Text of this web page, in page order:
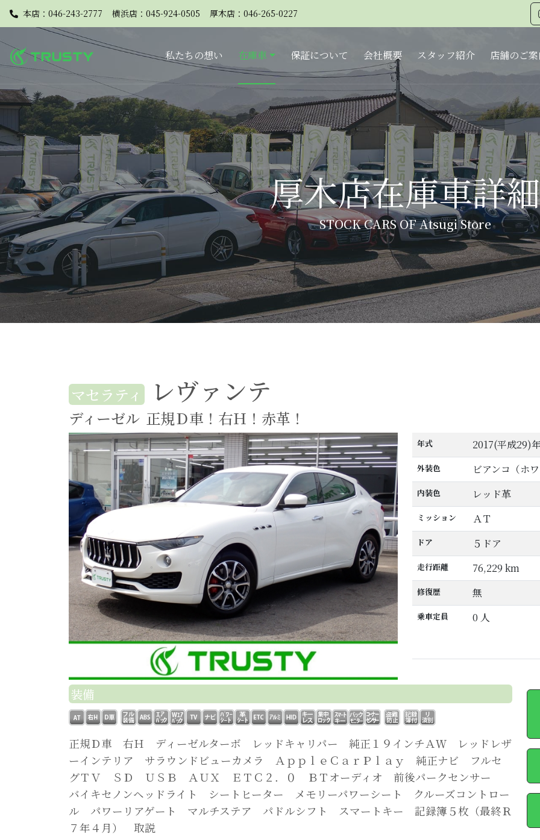
本店：046-243-2777 横浜店：045-924-0505 厚木店：046-265-0227
私たちの想い 在庫車 保証について 会社概要 スタッフ紹介 店舗のご
厚木店在庫車詳細
STOCK CARS OF Atsugi Store
マセラティ レヴァンテ
ディーゼル 正規Ｄ車！右Ｈ！赤革！
年式 2017(平成29)年
外装色 ビアンコ（ホワ
内装色 レッド革
ミッション ＡＴ
ドア ５ドア
走行距離 76,229 km
修復歴 無
乗車定員 0 人
装備
正規Ｄ車 右Ｈ ディーゼルターボ レッドキャリパー 純正１９インチＡＷ レッドレザ
ーインテリア サラウンドビューカメラ ＡｐｐｌｅＣａｒＰｌａｙ 純正ナビ フルセ
グＴＶ ＳＤ ＵＳＢ ＡＵＸ ＥＴＣ２．０ ＢＴオーディオ 前後パークセンサー
バイキセノンヘッドライト シートヒーター メモリーパワーシート クルーズコントロー
ル パワーリアゲート マルチステア パドルシフト スマートキー 記録簿５枚（最終Ｒ
７年４月） 取説